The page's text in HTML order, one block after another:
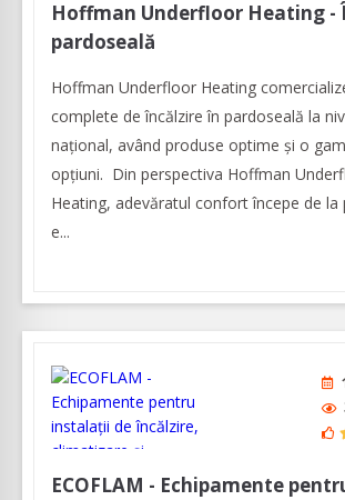
Hoffman Underfloor Heating -
pardoseală
Hoffman Underfloor Heating
complete de încălzire în pardoseală la
național, având produse optime și o
opțiuni. Din perspectiva Hoffman
Heating, adevăratul confort începe de la
e...
ECOFLAM - Echipamente